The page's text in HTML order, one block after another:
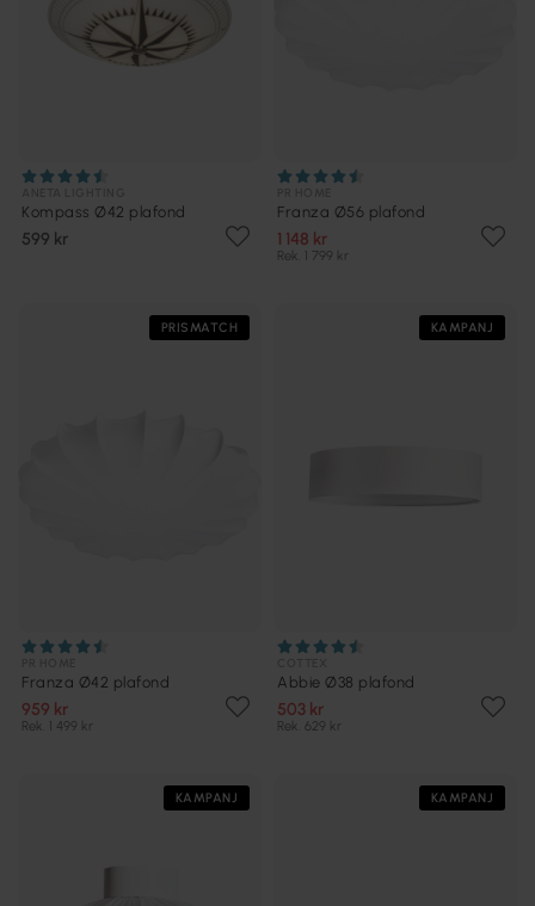
Kompass Ø42 plafond
599 kr
Franza Ø56 plafond
1 148 kr
Rek. 1 799 kr
PRISMATCH
Franza Ø42 plafond
959 kr
Rek. 1 499 kr
KAMPANJ
Abbie Ø38 plafond
503 kr
Rek. 629 kr
KAMPANJ KAMPANJ